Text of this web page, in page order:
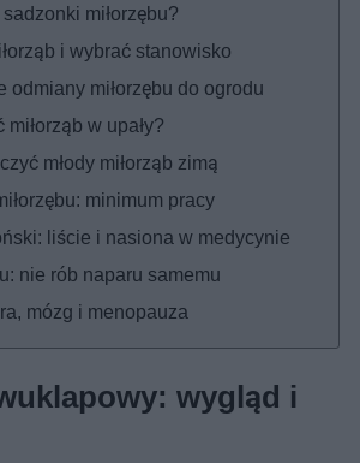
miłorzębu?
i wybrać stanowisko
odmiany miłorzębu do ogrodu
w upały?
młody miłorząb zimą
minimum pracy
liście i nasiona w medycynie
nie rób naparu samemu
mózg i menopauza
wygląd i